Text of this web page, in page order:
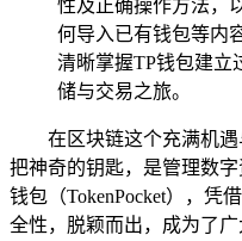
性及正确操作方法，
何导入已有钱包等内
清晰掌握TP钱包建立
储与交易之旅。
在区块链这个充满机
把神奇的钥匙，是管理数
钱包（TokenPocket），凭
全性，脱颖而出，成为了